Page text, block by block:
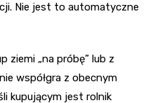
Nie jest to automatyczne
ziemi „na próbę” lub z
współgra z obecnym
kupującym jest rolnik